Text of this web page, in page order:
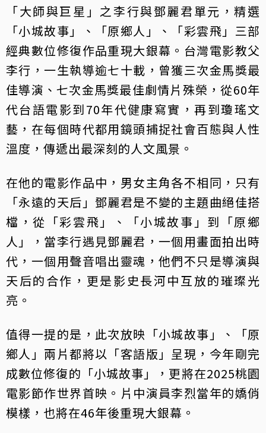
「大師與巨星」之李行與鄧麗君單元，精選
「小城故事」、「原鄉人」、「彩雲飛」三部
經典數位修復作品重現大銀幕。台灣電影教父
李行，一生執導逾七十載，曾獲三次金馬獎最
佳導演、七次金馬獎最佳劇情片殊榮，從60年
代台語電影到70年代健康寫實，再到瓊瑤文
藝，在每個時代都用鏡頭捕捉社會百態與人性
溫度，傳遞出最深刻的人文風景。
在他的電影作品中，男女主角各不相同，只有
「永遠的天后」鄧麗君是不變的主題曲絕佳搭
檔，從「彩雲飛」、「小城故事」到「原鄉
人」，當李行遇見鄧麗君，一個用畫面拍出時
代，一個用聲音唱出靈魂，他們不只是導演與
天后的合作，更是影史長河中互放的璀璨光
亮。
值得一提的是，此次放映「小城故事」、「原
鄉人」兩片都將以「客語版」呈現，今年剛完
成數位修復的「小城故事」，更將在2025桃園
電影節作世界首映。片中演員李烈當年的嬌俏
模樣，也將在46年後重現大銀幕。